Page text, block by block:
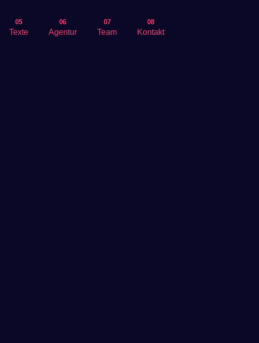
05
Texte
06
Agentur
07
Team
08
Kontakt